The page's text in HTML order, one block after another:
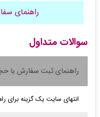
راهنمای
سوالات متداول
راهنمای ثبت سفارش با
انتهای سایت یک گزینه برای